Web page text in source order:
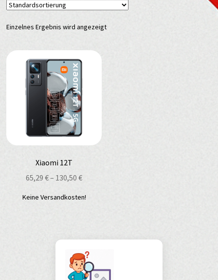
Einzelnes Ergebnis wird angezeigt
Xiaomi 12T
65,29€– 130,50€
Keine Versandkosten!